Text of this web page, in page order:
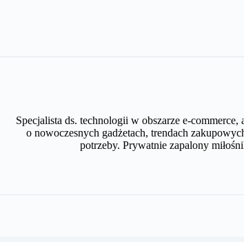
Specjalista ds. technologii w obszarze e-
o nowoczesnych gadżetach, trendach
potrzeby. Prywatnie zapalony